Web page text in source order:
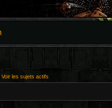
Voir les sujets actifs